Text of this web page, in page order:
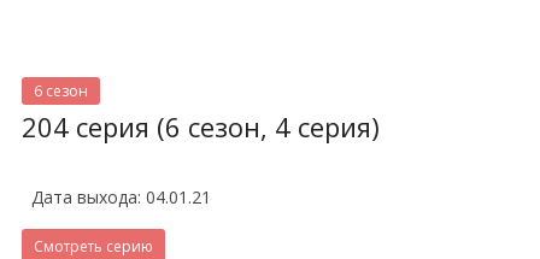
6 сезон
204 серия (6 сезон, 4 серия)
Дата выхода: 04.01.21
Смотреть серию